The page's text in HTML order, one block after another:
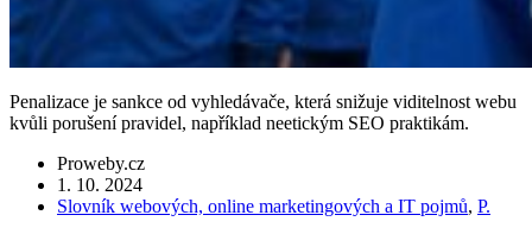
Penalizace je sankce od vyhledávače, která snižuje viditelnost webu
kvůli porušení pravidel, například neetickým SEO praktikám.
Proweby.cz
1. 10. 2024
Slovník webových, online marketingových a IT pojmů, P.